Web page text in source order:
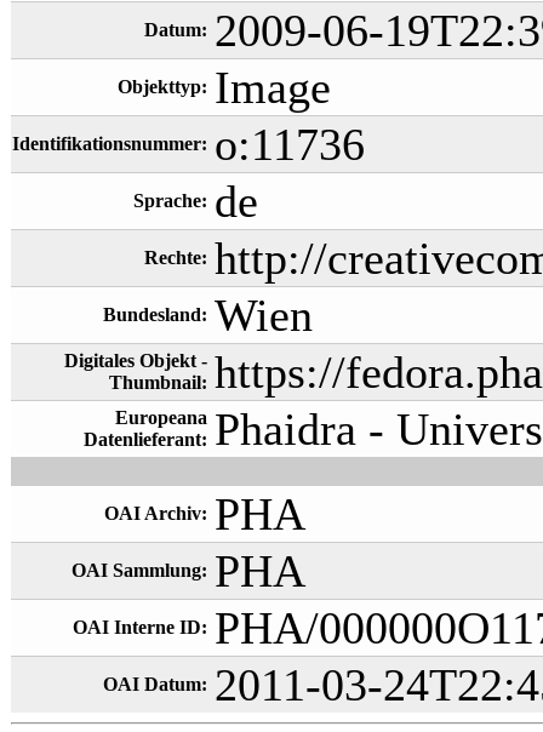
Datum: 2009-06-
Objekttyp: Image
Identifikationsnummer: o:11736
Sprache: de
Rechte: http://
Bundesland: Wien
Digitales Objekt -
Thumbnail: https://
Europeana
Datenlieferant: Phaidra -
OAI Archiv: PHA
OAI Sammlung: PHA
OAI Interne ID: PHA/
OAI Datum: 2011-03-